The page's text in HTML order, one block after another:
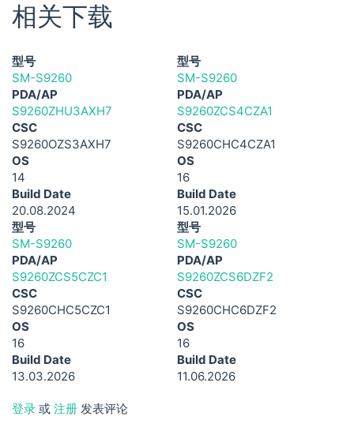
相关下载
型号
SM-S9260
PDA/AP
S9260ZHU3AXH7
CSC
S9260OZS3AXH7
OS
14
Build Date
20.08.2024
型号
SM-S9260
PDA/AP
S9260ZCS4CZA1
CSC
S9260CHC4CZA1
OS
16
Build Date
15.01.2026
型号
SM-S9260
PDA/AP
S9260ZCS5CZC1
CSC
S9260CHC5CZC1
OS
16
Build Date
13.03.2026
型号
SM-S9260
PDA/AP
S9260ZCS6DZF2
CSC
S9260CHC6DZF2
OS
16
Build Date
11.06.2026
登录 或 注册 发表评论